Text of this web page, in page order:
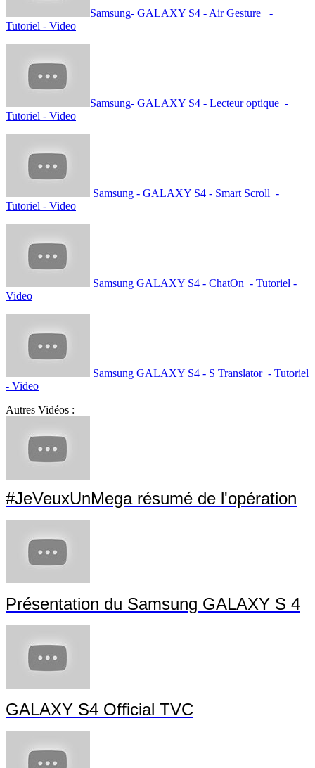
Samsung- GALAXY S4 - Air Gesture -
Tutoriel - Video
Samsung- GALAXY S4 - Lecteur optique -
Tutoriel - Video
Samsung - GALAXY S4 - Smart Scroll -
Tutoriel - Video
Samsung GALAXY S4 - ChatOn - Tutoriel -
Video
Samsung GALAXY S4 - S Translator - Tutoriel
- Video
Autres Vidéos :
#JeVeuxUnMega résumé de l'opération
Présentation du Samsung GALAXY S 4
GALAXY S4 Official TVC